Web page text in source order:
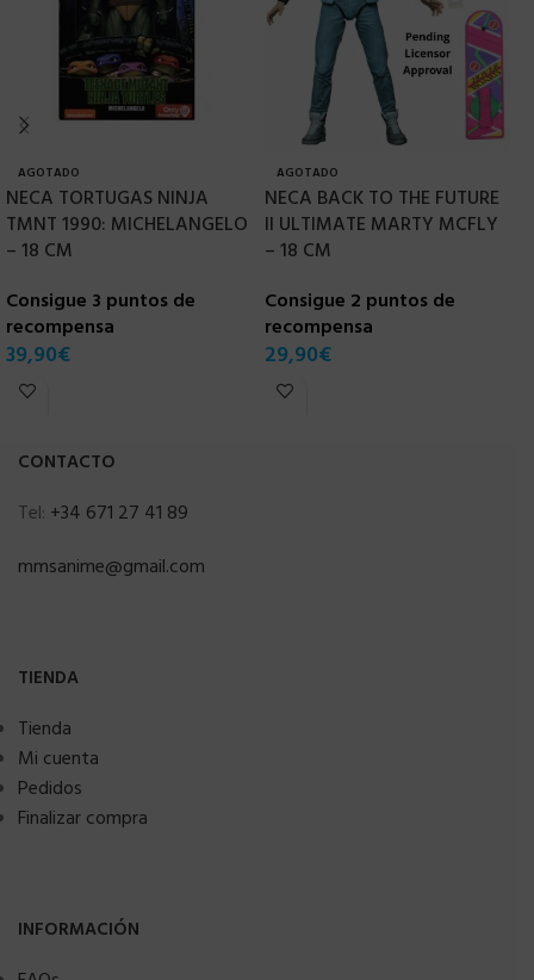
AGOTADO
NECA TORTUGAS NINJA
TMNT 1990: MICHELANGELO
– 18 CM
Consigue 3 puntos de
recompensa
39,90€
AGOTADO
NECA BACK TO THE FUTURE
II ULTIMATE MARTY MCFLY
– 18 CM
Consigue 2 puntos de
recompensa
29,90€
CONTACTO
Tel: +34 671 27 41 89
mmsanime@gmail.com
TIENDA
Tienda
Mi cuenta
Pedidos
Finalizar compra
INFORMACIÓN